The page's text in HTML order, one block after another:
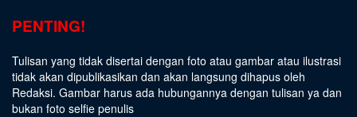
PENTING!
Tulisan yang tidak disertai dengan foto atau gambar atau ilustrasi
tidak akan dipublikasikan dan akan langsung dihapus oleh
Redaksi. Gambar harus ada hubungannya dengan tulisan ya dan
bukan foto selfie penulis